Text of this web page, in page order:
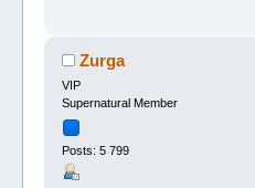
Zurga
VIP
Supernatural Member
Posts: 5 799